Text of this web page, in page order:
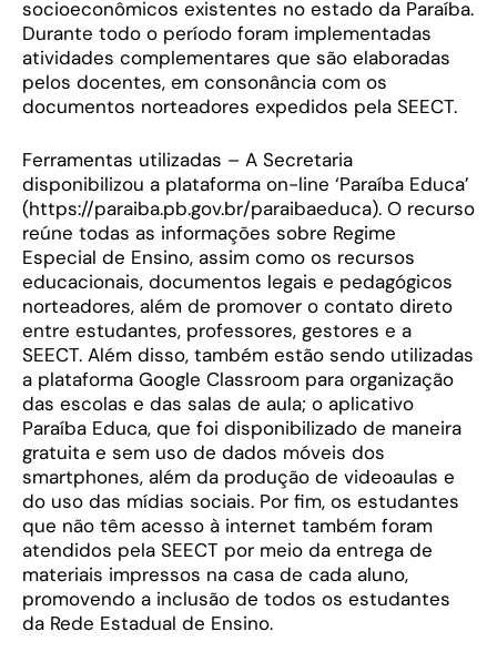
socioeconômicos existentes no estado da Paraíba.
Durante todo o período foram implementadas
atividades complementares que são elaboradas
pelos docentes, em consonância com os
documentos norteadores expedidos pela SEECT.
Ferramentas utilizadas – A Secretaria
disponibilizou a plataforma on-line ‘Paraíba Educa’
(https://paraiba.pb.gov.br/paraibaeduca). O recurso
reúne todas as informações sobre Regime
Especial de Ensino, assim como os recursos
educacionais, documentos legais e pedagógicos
norteadores, além de promover o contato direto
entre estudantes, professores, gestores e a
SEECT. Além disso, também estão sendo utilizadas
a plataforma Google Classroom para organização
das escolas e das salas de aula; o aplicativo
Paraíba Educa, que foi disponibilizado de maneira
gratuita e sem uso de dados móveis dos
smartphones, além da produção de videoaulas e
do uso das mídias sociais. Por fim, os estudantes
que não têm acesso à internet também foram
atendidos pela SEECT por meio da entrega de
materiais impressos na casa de cada aluno,
promovendo a inclusão de todos os estudantes
da Rede Estadual de Ensino.